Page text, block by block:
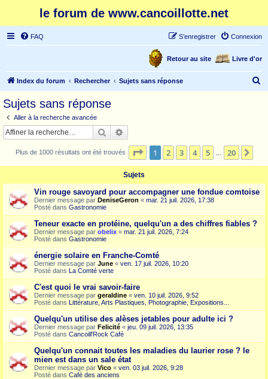
le forum de www.cancoillotte.net
FAQ Connexion
S’enregistrer
Livre d'or
Retour au site
Index du forum Rechercher Sujets sans réponse
c
Sujets sans réponse
Aller à la recherche avancée
Rechercher
Plus de 1000 résultats ont été trouvés Page 1sur20
1 2 3 4 5 20
Sujets
Vin rouge savoyard pour accompagner une fondue comtoise
Dernier message par DeniseGeron « mar. 21 juil. 2026, 17:38
Posté dans Gastronomie
Teneur exacte en protéine, quelqu'un a des chiffres fiables ?
Dernier message par obelix « mar. 21 juil. 2026, 7:24
Posté dans Gastronomie
énergie solaire en Franche-Comté
Dernier message par June « ven. 17 juil. 2026, 10:20
Posté dans La Comté verte
C'est quoi le vrai savoir-faire
Dernier message par geraldine « ven. 10 juil. 2026, 9:52
Posté dans Littérature, Arts Plastiques, Photographie, Expositions...
Quelqu'un utilise des alèses jetables pour adulte ici ?
Dernier message par Felicité « jeu. 09 juil. 2026, 13:35
Posté dans Cancoill'Rock Café
Quelqu'un connait toutes les maladies du laurier rose ? le
mien est dans un sale état
Dernier message par Vico « ven. 03 juil. 2026, 9:28
Posté dans Café des anciens